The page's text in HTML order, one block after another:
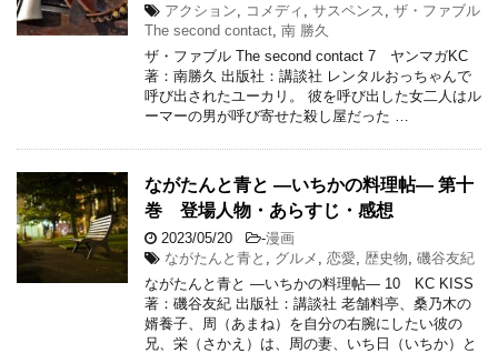
アクション
コメディ サスペンス
ザ・ファブル
The second contact 南 勝久
ザ・ファブル The second contact 7 ヤンマガKC
著：南勝久 出版社：講談社 レンタルおっちゃんで
呼び出されたユーカリ。 彼を呼び出した女二人はル
ーマーの男が呼び寄せた殺し屋だった …
ながたんと青と ―いちかの料理帖― 第十
巻 登場人物・あらすじ・感想
2023/05/20 -漫画
ながたんと青と
グルメ 恋愛 歴史物 磯谷友紀
ながたんと青と ―いちかの料理帖― 10 KC KISS
著：磯谷友紀 出版社：講談社 老舗料亭、桑乃木の
婿養子、周（あまね）を自分の右腕にしたい彼の
兄、栄（さかえ）は、周の妻、いち日（いちか）と